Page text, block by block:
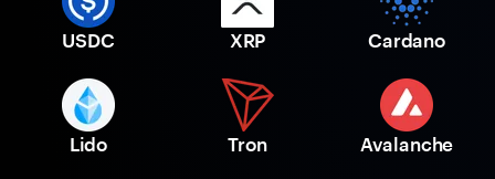
USDC XRP Cardano
Lido Tron Avalanche